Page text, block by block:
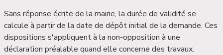
Sans réponse écrite de la mairie, la durée de validité se
calcule à partir de la date de dépôt initial de la demande. Ces
dispositions s'appliquent à la non-opposition à une
déclaration préalable quand elle concerne des travaux.